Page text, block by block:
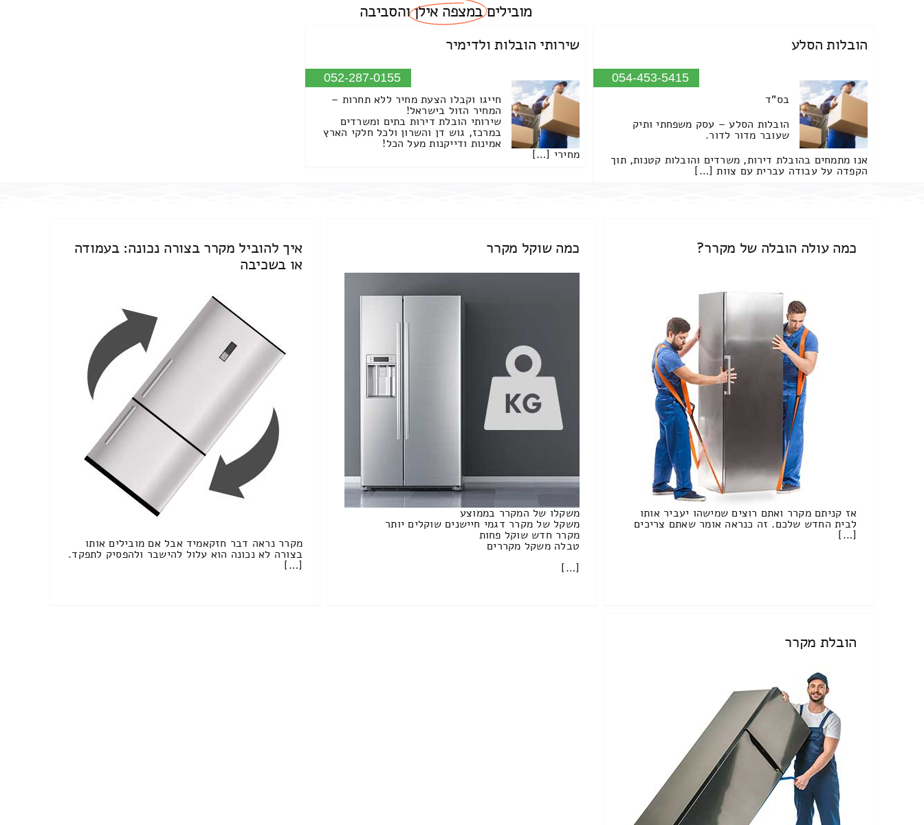
מוביליםבמצפה אילןוהסביבה
הובלות הסלע
054-453-5415
בס"ד
הובלות הסלע – עסק משפחתי ותיק
שעובר מדור לדור.
אנו מתמחים בהובלת דירות, משרדים והובלות קטנות, תוך
הקפדה על עבודה עברית עם צוות […]
שירותי הובלות ולדימיר
052-287-0155
חייגו וקבלו הצעת מחיר ללא תחרות –
המחיר הזול בישראל!
שירותי הובלת דירות בתים ומשרדים
במרכז, גוש דן והשרון ולכל חלקי הארץ
אמינות ודייקנות מעל הכל!
מחירי […]
כמה עולה הובלה של מקרר?
אז קניתם מקרר ואתם רוצים שמישהו יעביר אותו
לבית החדש שלכם. זה כנראה אומר שאתם צריכים
[…]
כמה שוקל מקרר
משקלו של המקרר בממוצע
משקל של מקרר דגמי חיישנים שוקלים יותר
מקרר חדש שוקל פחות
טבלה משקל מקררים
[…]
איך להוביל מקרר בצורה נכונה: בעמודה
או בשכיבה
מקרר נראה דבר חזקאמיד אבל אם מובילים אותו
בצורה לא נכונה הוא עלול להישבר ולהפסיק לתפקד.
[…]
הובלת מקרר